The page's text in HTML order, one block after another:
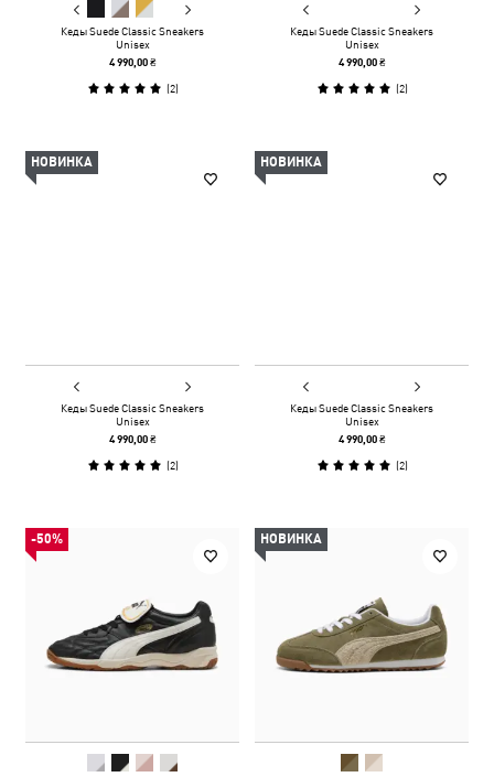
Кеды Suede Classic Sneakers
Unisex
4 990,00 ₴
(2)
Кеды Suede Classic Sneakers
Unisex
4 990,00 ₴
(2)
НОВИНКА
Кеды Suede Classic Sneakers
Unisex
4 990,00 ₴
(2)
НОВИНКА
Кеды Suede Classic Sneakers
Unisex
4 990,00 ₴
(2)
-50% НОВИНКА